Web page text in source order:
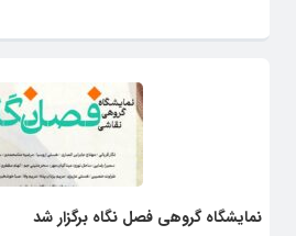
نمایشگاه گروهی فصل نگاه برگزار شد